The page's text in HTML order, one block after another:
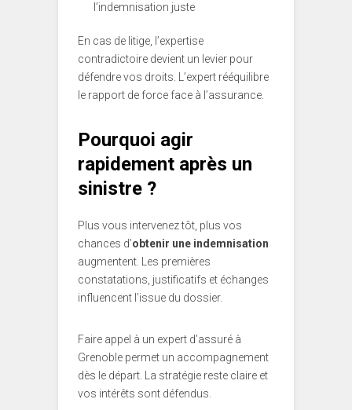
l’indemnisation juste
En cas de litige, l’expertise
contradictoire devient un levier pour
défendre vos droits. L’expert rééquilibre
le rapport de force face à l’assurance.
Pourquoi agir
rapidement après un
sinistre ?
Plus vous intervenez tôt, plus vos
chances d’obtenir une indemnisation
augmentent. Les premières
constatations, justificatifs et échanges
influencent l’issue du dossier.
Faire appel à un expert d’assuré à
Grenoble permet un accompagnement
dès le départ. La stratégie reste claire et
vos intérêts sont défendus.